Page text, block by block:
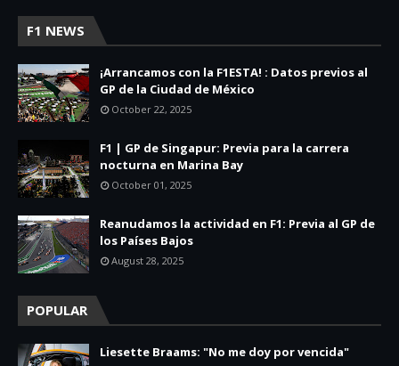
F1 NEWS
¡Arrancamos con la F1ESTA! : Datos previos al
GP de la Ciudad de México
October 22, 2025
F1 | GP de Singapur: Previa para la carrera
nocturna en Marina Bay
October 01, 2025
Reanudamos la actividad en F1: Previa al GP de
los Países Bajos
August 28, 2025
POPULAR
Liesette Braams: "No me doy por vencida"